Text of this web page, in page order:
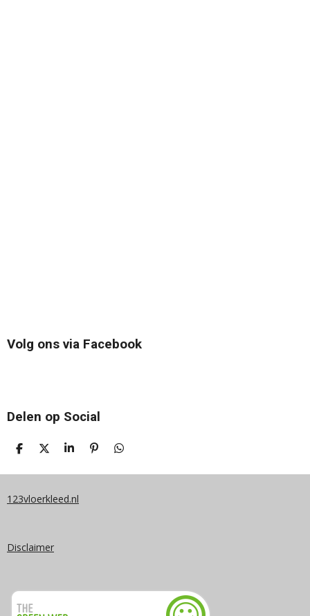
Volg ons via Facebook
Delen op Social
D
L
N
D
E
S
A
E
P
N
D
L
123vloerkleed.nl
Disclaimer